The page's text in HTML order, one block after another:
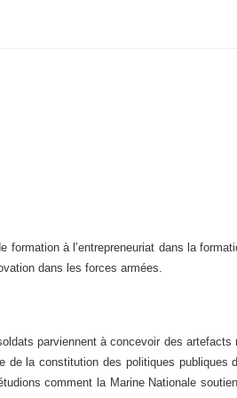
à l’entrepreneuriat dans la
dans les forces armées.
parviennent à concevoir des artefacts
de la constitution des politiques publiques
comment la Marine Nationale